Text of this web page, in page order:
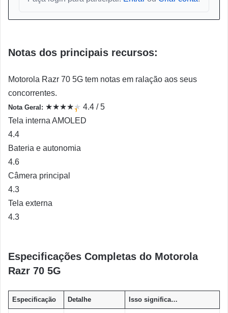
Notas dos principais recursos:
Motorola Razr 70 5G tem notas em ralação aos seus
concorrentes.
Nota Geral: ★★★★★
★ 4.4 / 5
Tela interna AMOLED
4.4
Bateria e autonomia
4.6
Câmera principal
4.3
Tela externa
4.3
Especificações Completas do Motorola
Razr 70 5G
Especificação Detalhe Isso significa…